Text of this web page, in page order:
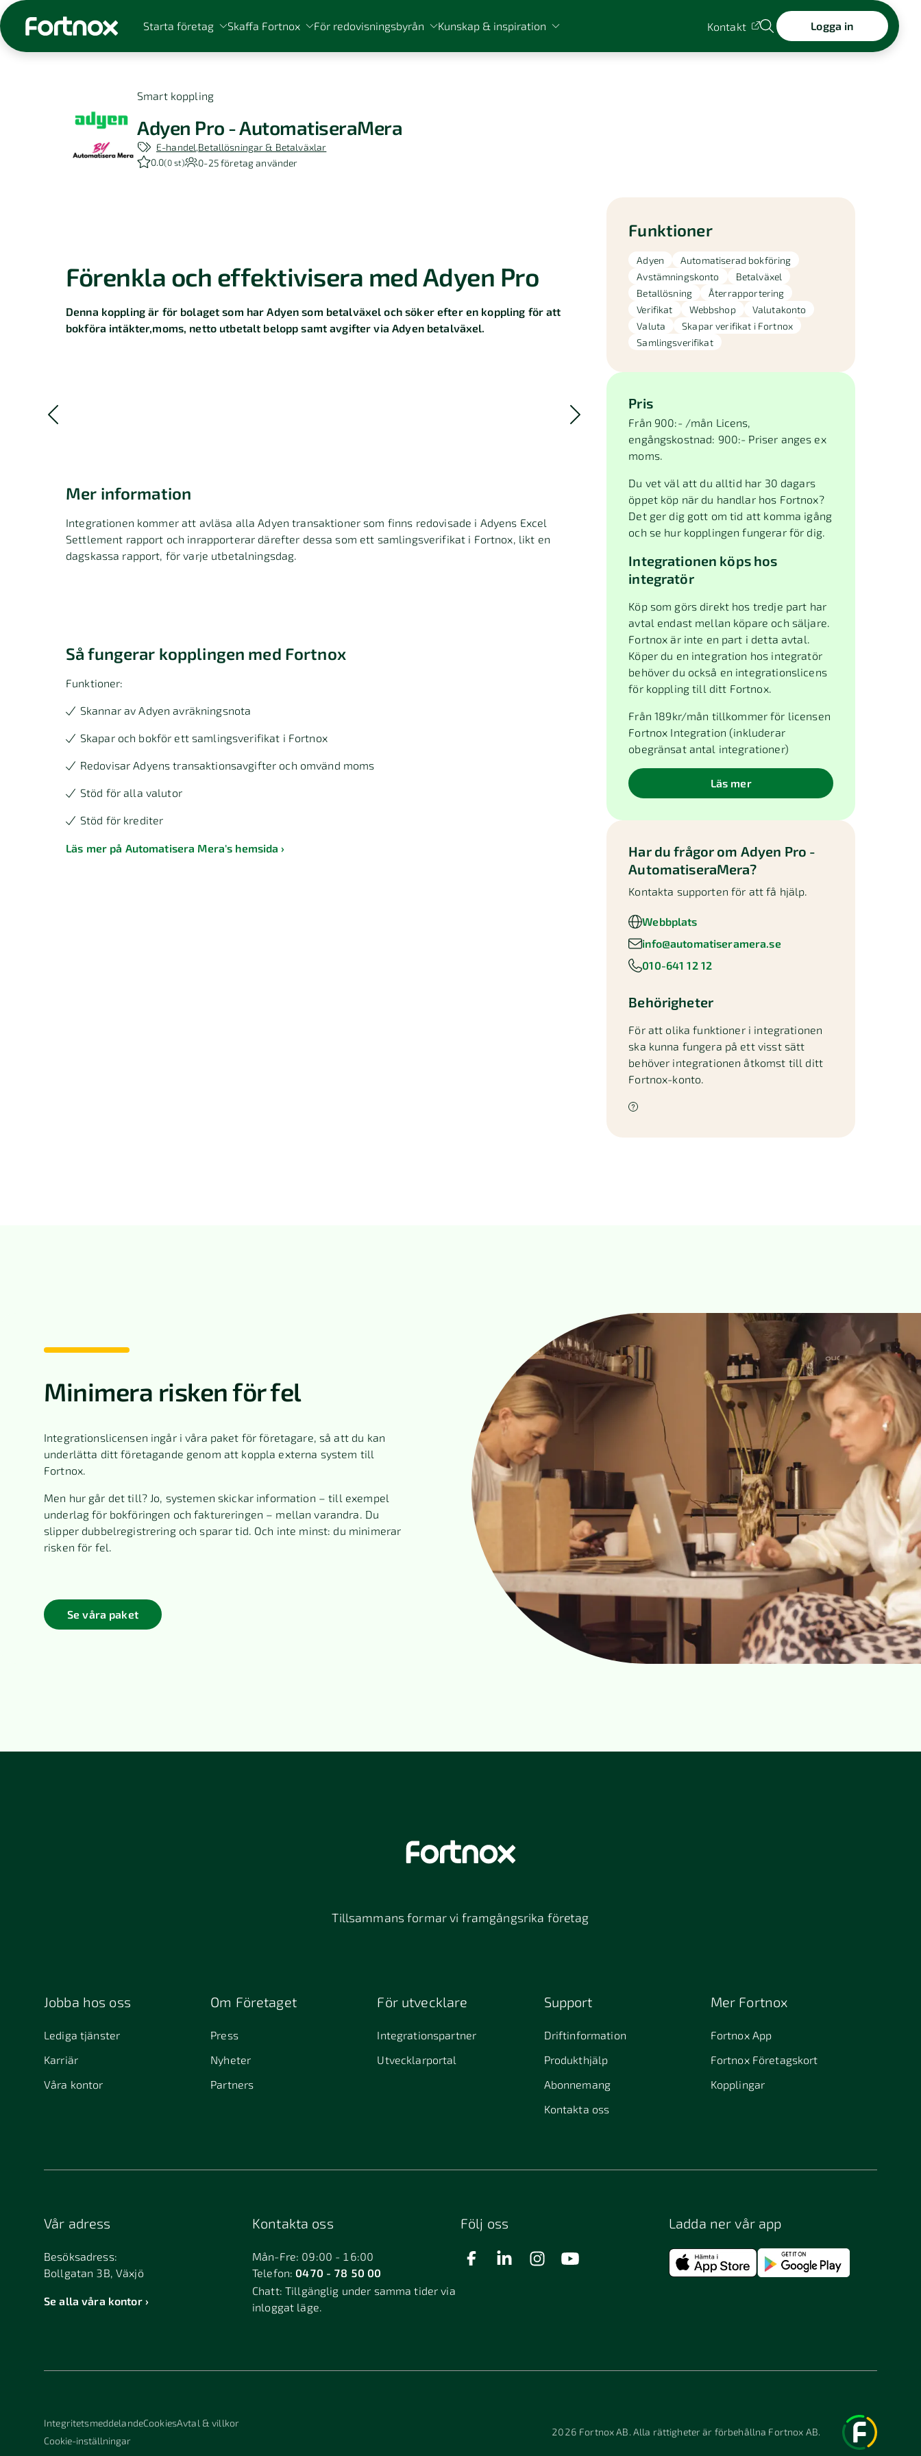
Starta företag Skaffa Fortnox För redovisningsbyrån Kunskap & inspiration Kontakt Logga in
Sök på Fortnox
Smart koppling
Adyen Pro - AutomatiseraMera
E-handel Betallösningar & Betalväxlar
0.0(0 st) 0-25företag använder
Förenkla och effektivisera med Adyen Pro
Denna koppling är för bolaget som har Adyen som betalväxel och söker efter en koppling för att
bokföra intäkter,moms, netto utbetalt belopp samt avgifter via Adyen betalväxel.
Mer information
Integrationen kommer att avläsa alla Adyen transaktioner som finns redovisade i Adyens Excel
Settlement rapport och inrapporterar därefter dessa som ett samlingsverifikat i Fortnox, likt en
dagskassa rapport, för varje utbetalningsdag.
Så fungerar kopplingen med Fortnox
Funktioner:
Skannar av Adyen avräkningsnota
Skapar och bokför ett samlingsverifikat i Fortnox
Redovisar Adyens transaktionsavgifter och omvänd moms
Stöd för alla valutor
Stöd för krediter
Läs mer på Automatisera Mera's hemsida
Funktioner
Adyen
Automatiserad bokföring
Avstämningskonto
Betalväxel
Betallösning
Återrapportering
Verifikat
Webbshop
Valutakonto
Valuta
Skapar verifikat i Fortnox
Samlingsverifikat
Pris
Från 900:- /mån Licens,
engångskostnad: 900:- Priser anges ex
moms.
Du vet väl att du alltid har 30 dagars
öppet köp när du handlar hos Fortnox?
Det ger dig gott om tid att komma igång
och se hur kopplingen fungerar för dig.
Integrationen köps hos
integratör
Köp som görs direkt hos tredje part har
avtal endast mellan köpare och säljare.
Fortnox är inte en part i detta avtal.
Köper du en integration hos integratör
behöver du också en integrationslicens
för koppling till ditt Fortnox.
Från 189kr/mån tillkommer för licensen
Fortnox Integration (inkluderar
obegränsat antal integrationer)
Läs mer
Har du frågor om Adyen Pro -
AutomatiseraMera?
Kontakta supporten för att få hjälp.
Webbplats
info@automatiseramera.se
010-641 12 12
Behörigheter
För att olika funktioner i integrationen
ska kunna fungera på ett visst sätt
behöver integrationen åtkomst till ditt
Fortnox-konto.
Minimera risken för fel
Integrationslicensen ingår i våra paket för företagare, så att du kan
underlätta ditt företagande genom att koppla externa system till
Fortnox.
Men hur går det till? Jo, systemen skickar information – till exempel
underlag för bokföringen och faktureringen – mellan varandra. Du
slipper dubbelregistrering och sparar tid. Och inte minst: du minimerar
risken för fel.
Se våra paket
Tillsammans formar vi framgångsrika företag
Jobba hos oss
Lediga tjänster
Karriär
Våra kontor
Om Företaget
Press
Nyheter
Partners
För utvecklare
Integrationspartner
Utvecklarportal
Support
Driftinformation
Produkthjälp
Abonnemang
Kontakta oss
Mer Fortnox
Fortnox App
Fortnox Företagskort
Kopplingar
Vår adress
Besöksadress:
Bollgatan 3B, Växjö
Se alla våra kontor
Kontakta oss
Mån-Fre: 09:00 - 16:00
Telefon:0470 - 78 50 00
Chatt:Tillgänglig under samma tider via
inloggat läge.
Följ oss Ladda ner vår app
IntegritetsmeddelandeCookiesAvtal & villkor
Cookie-inställningar
2026 Fortnox AB. Alla rättigheter är förbehållna Fortnox AB.